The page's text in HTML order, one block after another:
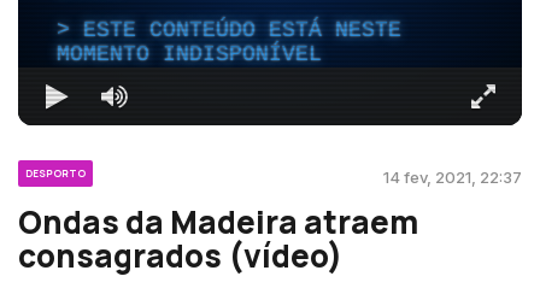
ESTE CONTEÚDO ESTÁ NESTE
MOMENTO INDISPONÍVEL
DESPORTO 14 fev, 2021, 22:37
Ondas da Madeira atraem
consagrados (vídeo)